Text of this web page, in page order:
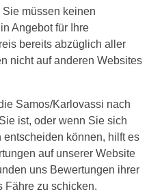
müssen keinen
Angebot für Ihre
bereits abzüglich aller
nicht auf anderen Websites
Samos/Karlovassi nach
ist, oder wenn Sie sich
können, hilft es
auf unserer Website
uns Bewertungen ihrer
Fähre zu schicken.